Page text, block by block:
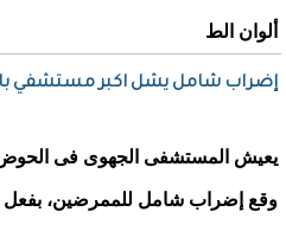
ألوان الط
إضراب شامل يشل اكبر مستشفي
يعيش المستشفى الجهوى فى
وقع إضراب شامل للممرضين، بفعل